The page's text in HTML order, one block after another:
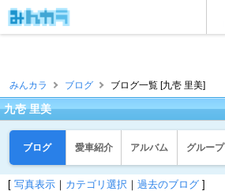
みんカラ ブログ ブログ一覧 [九壱 里美]
九壱 里美
ブログ 愛車紹介 アルバム グループ
[ 写真表示 ｜ カテゴリ選択 ｜ 過去のブログ ]